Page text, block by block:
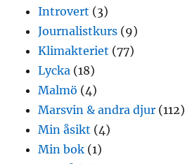
Introvert (3)
Journalistkurs (9)
Klimakteriet (77)
Lycka (18)
Malmö (4)
Marsvin & andra djur (112)
Min åsikt (4)
Min bok (1)